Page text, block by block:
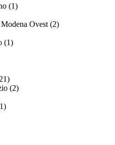
(1)
Ovest (2)
(1)
(2)